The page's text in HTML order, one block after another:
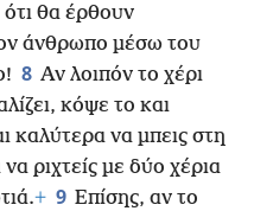
θα έρθουν
άνθρωπο μέσω του
8 Αν λοιπόν το χέρι
κόψε το και
καλύτερα να μπεις στη
ριχτείς με δύο χέρια
+ 9 Επίσης, αν το